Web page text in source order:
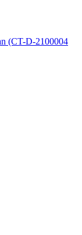
(CT-D-2100004